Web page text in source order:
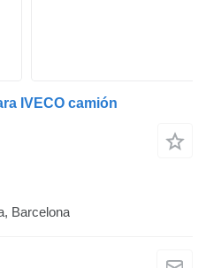
IVECO camión
Barcelona